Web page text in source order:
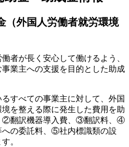
（外国人労働者就労環境
者が長く安心して働けるよう、
業主への支援を目的とした助成
すべての事業主に対して、外国
を整える際に発生した費用を助
②翻訳機器導入費、③翻訳料、④
の委託料、⑤社内標識類の設
。